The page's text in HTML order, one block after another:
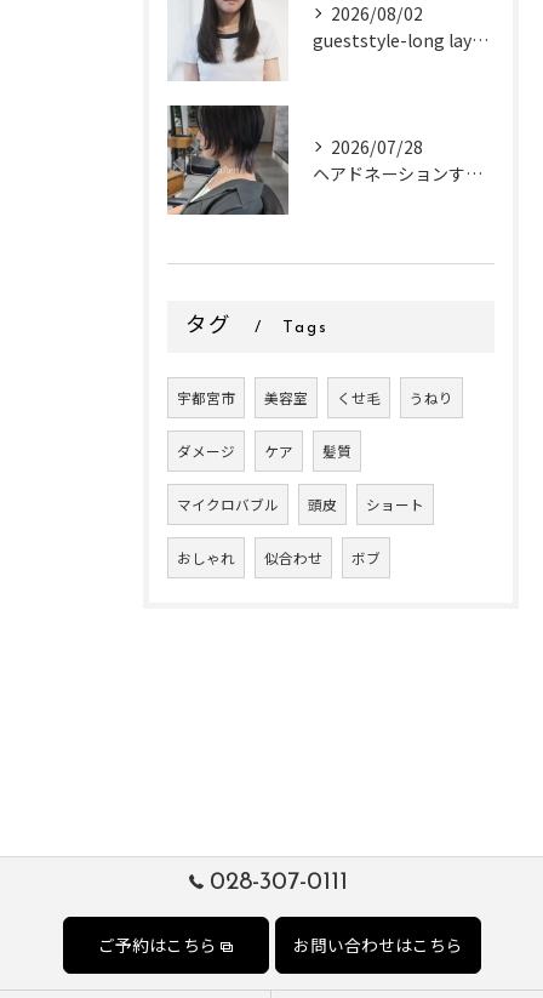
2026/08/02
gueststyle-long layer-
2026/07/28
ヘアドネーションするお客様✂
タグ Tags
宇都宮市 美容室 くせ毛 うねり
ダメージ ケア 髪質
マイクロバブル 頭皮 ショート
おしゃれ 似合わせ ボブ
028-307-0111
ご予約はこちら お問い合わせはこちら